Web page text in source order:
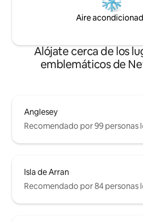
Aire
Alójate cerca de los
emblemáticos de
Anglesey
Recomendado por 99 personas
Isla de Arran
Recomendado por 84 personas